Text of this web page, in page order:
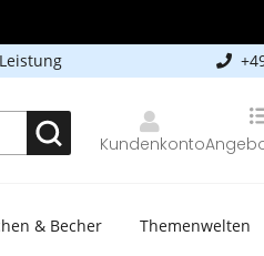
Kundenkonto
& Becher Themenwelten